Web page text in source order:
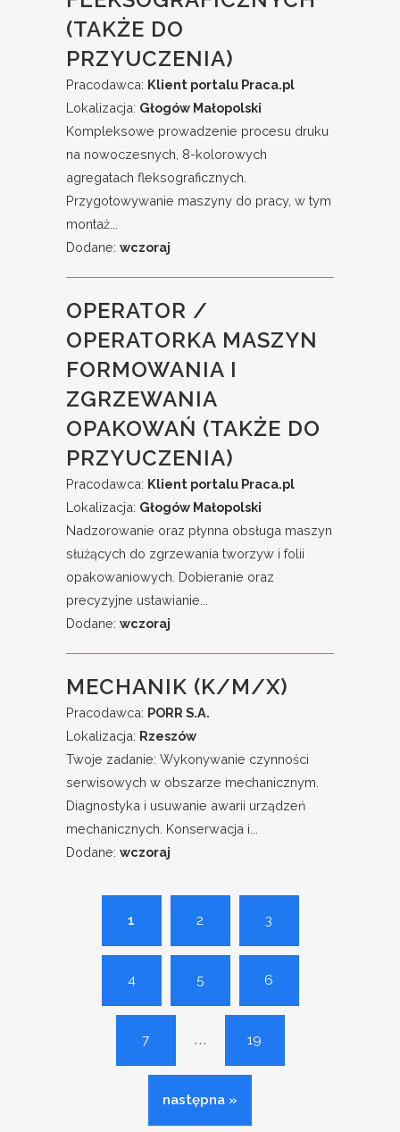
(TAKŻE DO
PRZYUCZENIA)
Pracodawca: Klient portalu Praca.pl
Lokalizacja: Głogów Małopolski
Kompleksowe prowadzenie procesu druku
na nowoczesnych, 8-kolorowych
agregatach fleksograficznych.
Przygotowywanie maszyny do pracy, w tym
montaż...
Dodane: wczoraj
OPERATOR /
OPERATORKA MASZYN
FORMOWANIA I
ZGRZEWANIA
OPAKOWAŃ (TAKŻE DO
PRZYUCZENIA)
Pracodawca: Klient portalu Praca.pl
Lokalizacja: Głogów Małopolski
Nadzorowanie oraz płynna obsługa maszyn
służących do zgrzewania tworzyw i folii
opakowaniowych. Dobieranie oraz
precyzyjne ustawianie...
Dodane: wczoraj
MECHANIK (K/M/X)
Pracodawca: PORR S.A.
Lokalizacja: Rzeszów
Twoje zadanie: Wykonywanie czynności
serwisowych w obszarze mechanicznym.
Diagnostyka i usuwanie awarii urządzeń
mechanicznych. Konserwacja i...
Dodane: wczoraj
1 2 3
4 5 6
7 ... 19
następna »